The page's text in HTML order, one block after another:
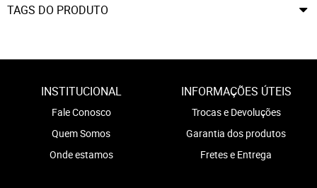
TAGS DO PRODUTO
INSTITUCIONAL
Fale Conosco
Quem Somos
Onde estamos
INFORMAÇÕES ÚTEIS
Trocas e Devoluções
Garantia dos produtos
Fretes e Entrega